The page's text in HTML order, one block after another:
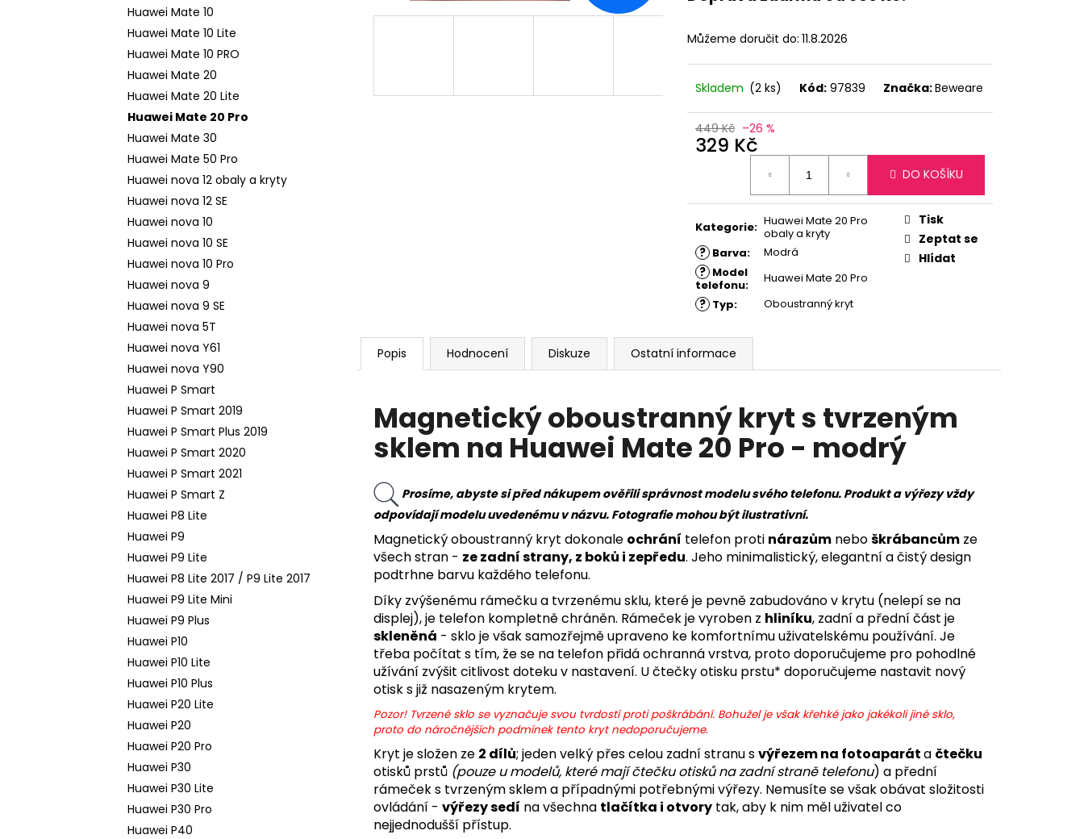
Huawei Mate 10
Huawei Mate 10 Lite
Huawei Mate 10 PRO
Huawei Mate 20
Huawei Mate 20 Lite
Huawei Mate 20 Pro
Huawei Mate 30
Huawei Mate 50 Pro
Huawei nova 12 obaly a kryty
Huawei nova 12 SE
Huawei nova 10
Huawei nova 10 SE
Huawei nova 10 Pro
Huawei nova 9
Huawei nova 9 SE
Huawei nova 5T
Huawei nova Y61
Huawei nova Y90
Huawei P Smart
Huawei P Smart 2019
Huawei P Smart Plus 2019
Huawei P Smart 2020
Huawei P Smart 2021
Huawei P Smart Z
Huawei P8 Lite
Huawei P9
Huawei P9 Lite
Huawei P8 Lite 2017 / P9 Lite 2017
Huawei P9 Lite Mini
Huawei P9 Plus
Huawei P10
Huawei P10 Lite
Huawei P10 Plus
Huawei P20 Lite
Huawei P20
Huawei P20 Pro
Huawei P30
Huawei P30 Lite
Huawei P30 Pro
Huawei P40
Můžeme doručit do: 11.8.2026
Skladem (2 ks) Kód: 97839 Značka:Beweare
449 Kč –26 %
329 Kč
DO KOŠÍKU
Kategorie: Huawei Mate 20 Pro
obaly a kryty
? Barva: Modrá
? Model
telefonu: Huawei Mate 20 Pro
? Typ: Oboustranný kryt
Tisk
Zeptat se
Hlídat
Popis Hodnocení Diskuze Ostatní informace
Magnetický oboustranný kryt s tvrzeným
sklem na Huawei Mate 20 Pro - modrý
Prosíme, abyste si před nákupem ověřili správnost modelu svého telefonu. Produkt a výřezy vždy
odpovídají modelu uvedenému v názvu. Fotografie mohou být ilustrativní.
Magnetický oboustranný kryt dokonale ochrání telefon proti nárazům neboškrábancům ze
všech stran - ze zadní strany, z boků i zepředu. Jeho minimalistický, elegantní a čistý design
podtrhne barvu každého telefonu.
Díky zvýšenému rámečku a tvrzenému sklu, které je pevně zabudováno v krytu (nelepí se na
displej), je telefon kompletně chráněn. Rámeček je vyroben z hliníku, zadní a přední část je
skleněná - sklo je však samozřejmě upraveno ke komfortnímu uživatelskému používání. Je
třeba počítat s tím, že se na telefon přidá ochranná vrstva, proto doporučujeme pro pohodlné
užívání zvýšit citlivost doteku v nastavení. U čtečky otisku prstu* doporučujeme nastavit nový
otisk s již nasazeným krytem.
Pozor! Tvrzené sklo se vyznačuje svou tvrdostí proti poškrábání. Bohužel je však křehké jako jakékoli jiné sklo,
proto do náročnějších podmínek tento kryt nedoporučujeme.
Kryt je složen ze 2 dílů; jeden velký přes celou zadní stranu svýřezem na fotoaparáta čtečku
otisků prstů (pouze u modelů, které mají čtečku otisků na zadní straně telefonu) a přední
rámeček s tvrzeným sklem a případnými potřebnými výřezy. Nemusíte se však obávat složitosti
ovládání - výřezy sedí na všechna tlačítka i otvory tak, aby k nim měl uživatel co
nejjednodušší přístup.